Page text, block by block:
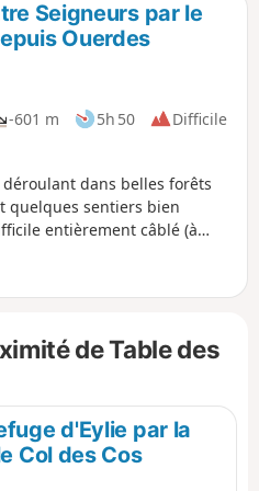
p
Seigneurs par le
Ouerdes
-601 m 5h 50
Difficile
dans belles forêts
quelques sentiers bien
entièrement câblé (à
les entrées de gouffres ou
De très belles hêtraies et
vous sera utile car de
à plusieurs moments.
de Table des
d'Eylie par la
Col des Cos